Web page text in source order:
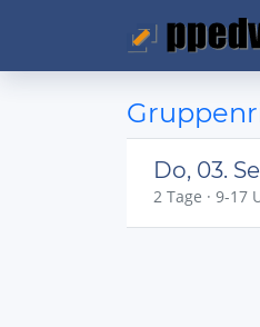
Do, 03.
2 Tage · 9-17